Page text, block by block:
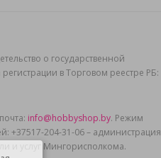
о государственной
в Торговом реестре РБ:
info@hobbyshop.by. Режим
+37517-204-31-06 – администрация
и услуг Мингорисполкома.